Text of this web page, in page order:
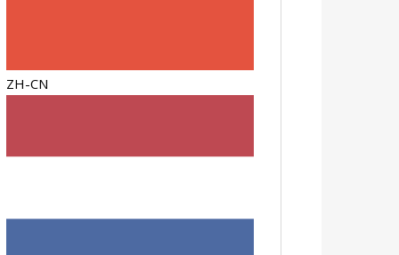
ZH-CN